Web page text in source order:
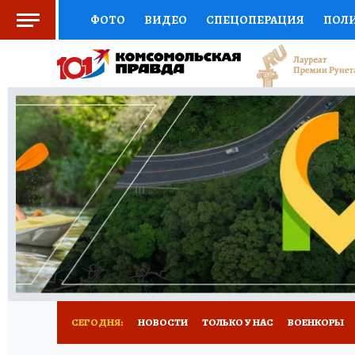
ФОТО ВИДЕО СПЕЦОПЕРАЦИЯ
СОЦПОДДЕРЖКА НАУКА СПОРТ
ВЫБОР ЭКСПЕРТОВ ДОКТОР
КНИЖНАЯ ПОЛКА ПРОГНОЗЫ НА СПОРТ
ПРЕСС-ЦЕНТР НЕДВИЖИМОСТЬ
РАДИО КП РЕКЛАМА ТЕСТЫ НОВОЕ
СЕГОДНЯ: НОВОСТИ ТОЛЬКО У НАС ВОЕНКОРЫ